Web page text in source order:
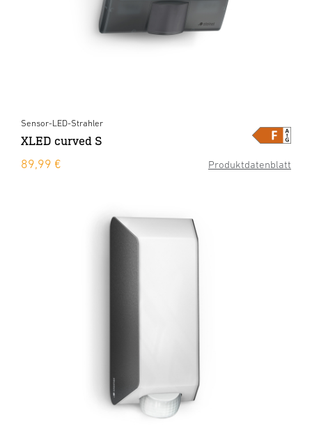
Produktdatenblatt
Sensor-LED-Strahler
XLED curved S
89,99 €